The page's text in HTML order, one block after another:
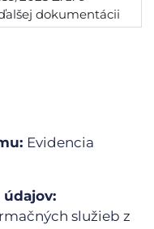
dokumentácii
Evidencia
údajov:
služieb z